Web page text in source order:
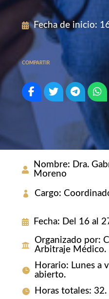
Fecha de inicio:
COMPARTIR
Nombre: Dra.
Moreno
Cargo:
Fecha: Del 16 al
Organizado por:
Arbitraje Médico.
Horario: Lunes a
abierto.
Horas totales: 32.